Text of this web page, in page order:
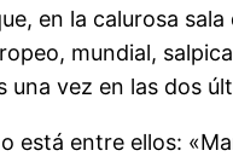
en la calurosa
mundial,
vez en las dos
está entre ellos: